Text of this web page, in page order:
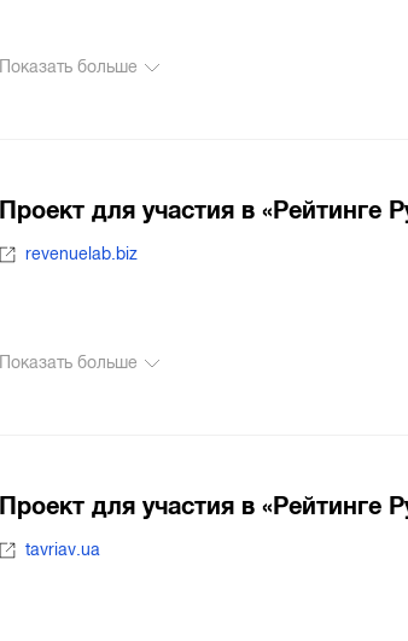
Показать больше
Проект для участия в «Рейтинге
revenuelab.biz
Показать больше
Проект для участия в «Рейтинге
tavriav.ua